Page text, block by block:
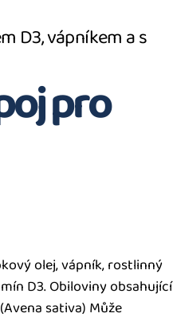
D3, vápníkem a s
pro
olej, vápník, rostlinný
D3. Obiloviny obsahující
sativa) Může